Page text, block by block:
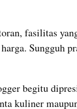
fasilitas
Sungguh
begitu
kuliner